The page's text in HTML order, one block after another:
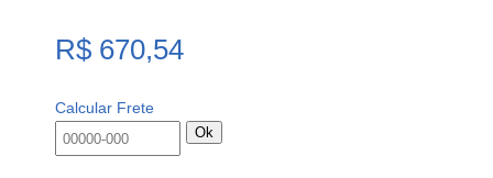
R$670,54
Calcular Frete
Ok